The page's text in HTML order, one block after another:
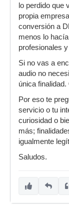
lo perdido que
propia
conversión a
menos lo
profesionales
Si no vas a
audio no
única
Por eso te
servicio o tu
curiosidad o
más;
igualmente
Saludos.